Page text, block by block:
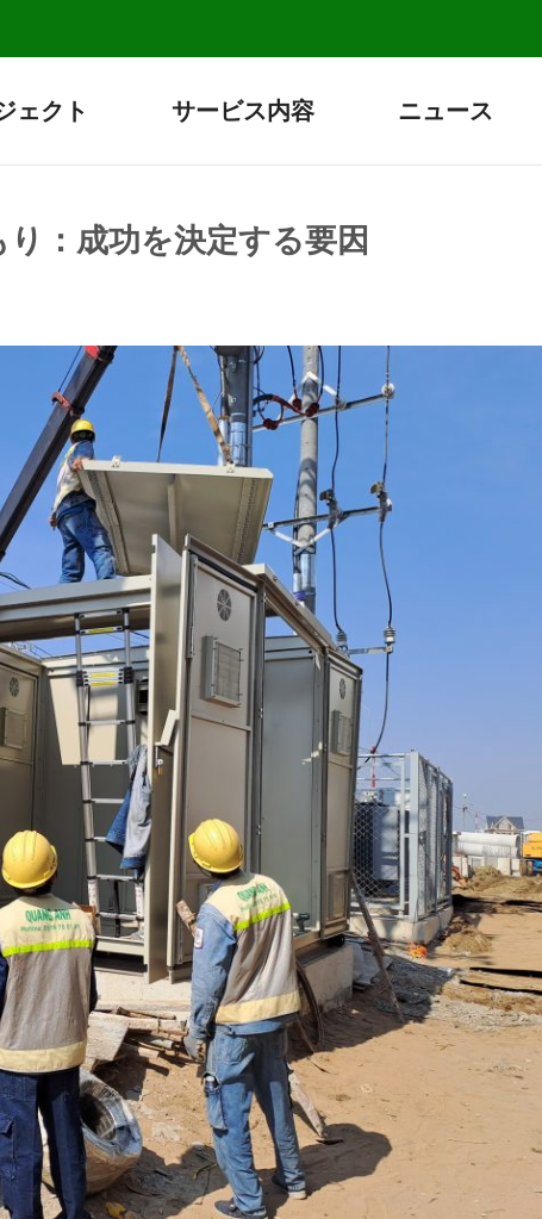
ェクト サービス内容 ニュース
：成功を決定する要因